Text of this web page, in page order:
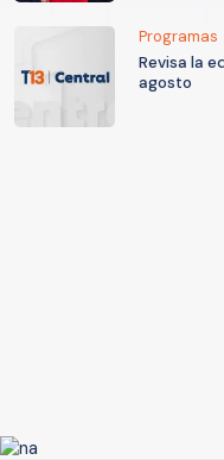
Programas
Revisa la
agosto